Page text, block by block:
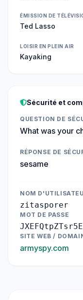
ÉMISSION DE
Ted Lasso
LOISIR EN PLEIN AIR
Kayaking
Sécurité et
QUESTION DE
What was your
RÉPONSE DE
sesame
NOM
zitasporer
MOT DE PASSE
SITE WEB /
armyspy.com